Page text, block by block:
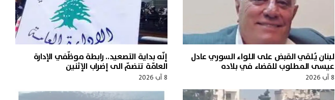
لبنان يُلقي القبض على اللواء السوري عادل
عيسى المطلوب للقضاء في بلاده
8 آب 2026
إنّه بداية التصعيد.. رابطة موظّفي الإدارة
العامّة تنضمّ الى إضراب الإثنين
8 آب 2026